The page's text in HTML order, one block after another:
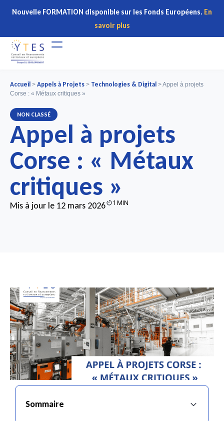
Nouvelle FORMATION disponible sur les Fonds Européens. En
savoir plus
Accueil > Appels à Projets > Technologies & Digital >Appel à projets
Corse : « Métaux critiques »
NON CLASSÉ
Appel à projets
Corse : « Métaux
critiques »
Mis à jour le 12 mars 2026 1 MIN
Sommaire